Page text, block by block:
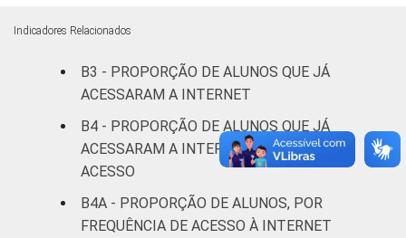
SÉRIE
Ensino
Fundamental
43
8ª série / 9º
ano do
Fundamental
73 17
Indicadores Relacionados
B3 - PROPORÇÃO DE ALUNOS QUE JÁ
ACESSARAM A INTERNET
B4 - PROPORÇÃO DE ALUNOS QUE JÁ
ACESSARAM A INTERNET, POR ÚLTIMO
ACESSO
B4A - PROPORÇÃO DE ALUNOS, POR
FREQUÊNCIA DE ACESSO À INTERNET